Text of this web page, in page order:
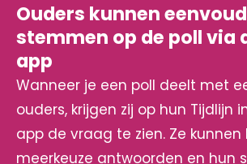
Ouders kunnen
stemmen op de poll via
app
Wanneer je een poll deelt met
ouders, krijgen zij op hun Tijdlijn
app de vraag te zien. Ze kunnen
meerkeuze antwoorden en hun